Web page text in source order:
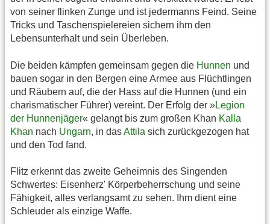
von seiner flinken Zunge und ist jedermanns Feind. Seine
Tricks und Taschenspielereien sichern ihm den
Lebensunterhalt und sein Überleben.
Die beiden kämpfen gemeinsam gegen die Hunnen und
bauen sogar in den Bergen eine Armee aus Flüchtlingen
und Räubern auf, die der Hass auf die Hunnen (und ein
charismatischer Führer) vereint. Der Erfolg der »Legion
der Hunnenjäger« gelangt bis zum großen Khan Kalla
Khan nach Ungarn, in dasAttila sich zurückgezogen hat
und den Tod fand.
Flitz erkennt das zweite Geheimnis des Singenden
Schwertes: Eisenherz' Körperbeherrschung und seine
Fähigkeit, alles verlangsamt zu sehen. Ihm dient eine
Schleuder als einzige Waffe.